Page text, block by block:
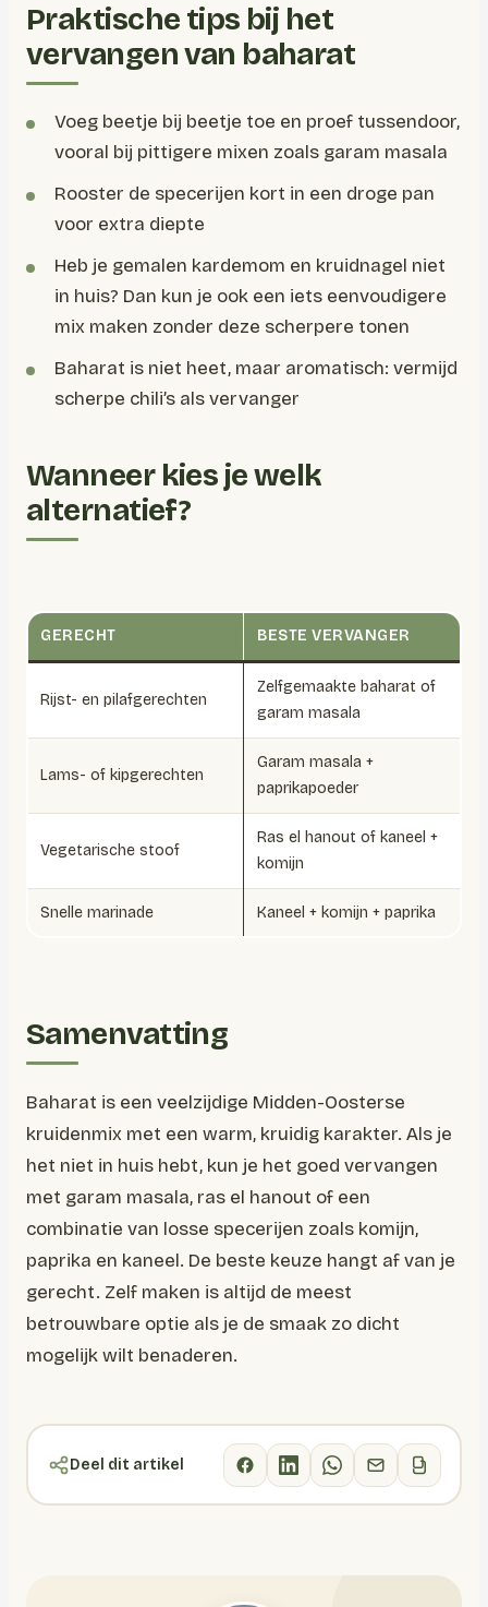
Praktische tips bij het
vervangen van baharat
Voeg beetje bij beetje toe en proef tussendoor,
vooral bij pittigere mixen zoals garam masala
Rooster de specerijen kort in een droge pan
voor extra diepte
Heb je gemalen kardemom en kruidnagel niet
in huis? Dan kun je ook een iets eenvoudigere
mix maken zonder deze scherpere tonen
Baharat is niet heet, maar aromatisch: vermijd
scherpe chili’s als vervanger
Wanneer kies je welk
alternatief?
GERECHT BESTE VERVANGER
Rijst- en pilafgerechten
Zelfgemaakte baharat of
garam masala
Lams- of kipgerechten
Garam masala +
paprikapoeder
Vegetarische stoof
Ras el hanout of kaneel +
komijn
Snelle marinade Kaneel + komijn + paprika
Samenvatting
Baharat is een veelzijdige Midden-Oosterse
kruidenmix met een warm, kruidig karakter. Als je
het niet in huis hebt, kun je het goed vervangen
met garam masala, ras el hanout of een
combinatie van losse specerijen zoals komijn,
paprika en kaneel. De beste keuze hangt af van je
gerecht. Zelf maken is altijd de meest
betrouwbare optie als je de smaak zo dicht
mogelijk wilt benaderen.
Deel dit artikel